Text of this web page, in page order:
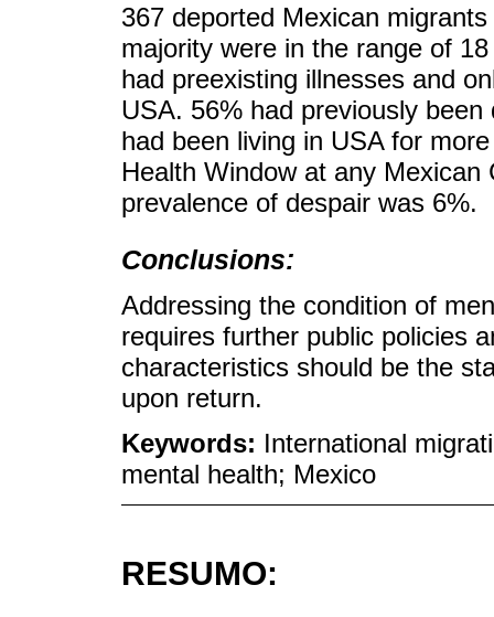
367 deported Mexican
majority were in the range of
had preexisting illnesses and
USA. 56% had previously
had been living in USA for
Health Window at any
prevalence of despair was 6%.
Conclusions:
Addressing the condition of
requires further public policies
characteristics should be the
upon return.
Keywords: International
mental health; Mexico
RESUMO: